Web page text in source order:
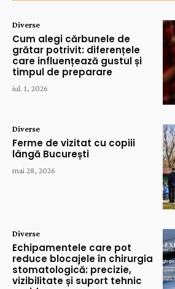
Diverse
Cum alegi cărbunele de
grătar potrivit: diferențele
care influențează gustul și
timpul de preparare
iul. 1, 2026
Diverse
Ferme de vizitat cu copiii
lângă București
mai 28, 2026
Diverse
Echipamentele care pot
reduce blocajele în chirurgia
stomatologică: precizie,
vizibilitate și suport tehnic